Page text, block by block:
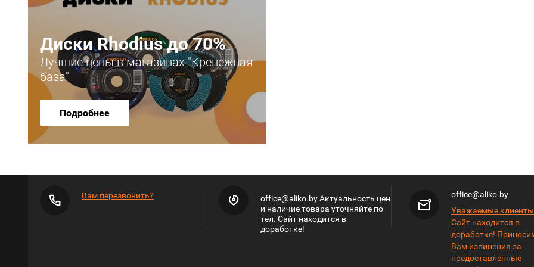
Диски Rhodius до 70%
Лучшие цены в магазинах "Крепежная
база"
Подробнее
Вам перезвонить?
office@aliko.by Актуальность цен
и наличие товара уточняйте по
тел. Сайт находится в
доработке!
office@aliko.by
Уважаемые
Сайт находится в
доработке!
Вам извинения за
предоставленные